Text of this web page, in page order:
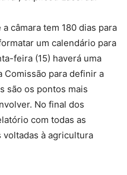
câmara tem 180 dias para
um calendário para
feira (15) haverá uma
para definir a
são os pontos mais
No final dos
com todas as
à agricultura